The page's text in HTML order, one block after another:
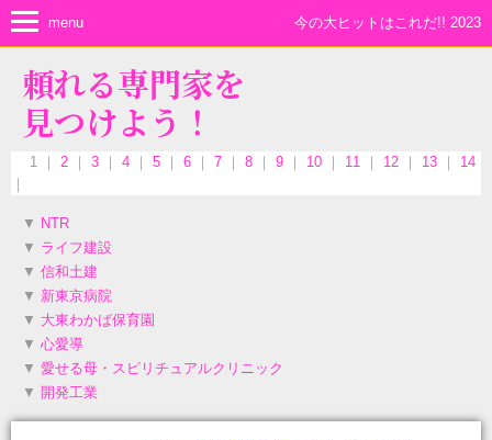
menu 今の大ヒットはこれだ!! 2023
頼れる専門家を
見つけよう！
1 ｜ 2 3 4 5 6 7 8 9 10 11 12 13
14
▼ NTR
▼ ライフ建設
▼ 信和土建
▼ 新東京病院
▼ 大東わかば保育園
▼ 心愛導
▼ 愛せる母・スピリチュアルクリニック
▼ 開発工業